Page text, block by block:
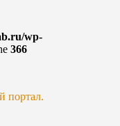
wp-
366
портал.